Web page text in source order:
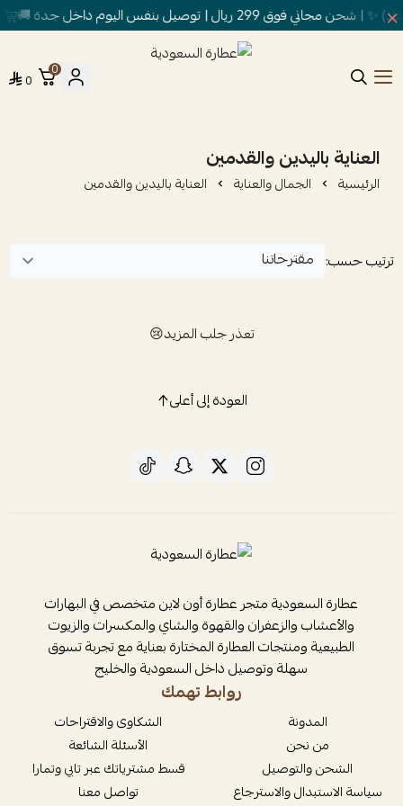
299 ريال | توصيل بنفس اليوم داخل جدة 🚚
0
0
العناية باليدين والقدمين
الرئيسية الجمال والعناية العناية باليدين والقدمين
ترتيب حسب:
تعذر جلب المزيد😢
العودة إلى أعلى
عطارة السعودية متجر عطارة أون لاين متخصص في البهارات
والأعشاب والزعفران والقهوة والشاي والمكسرات والزيوت
الطبيعية ومنتجات العطارة المختارة بعناية مع تجربة تسوق
سهلة وتوصيل داخل السعودية والخليج
روابط تهمك
المدونة
من نحن
الشحن والتوصيل
سياسة الاستبدال والاسترجاع
الشكاوى والاقتراحات
الأسئلة الشائعة
قسط مشترياتك عبر تابي وتمارا
تواصل معنا